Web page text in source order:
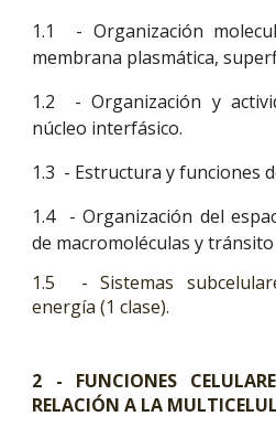
1.1 - Organización
membrana plasmática,
1.2 - Organización y
núcleo interfásico.
1.3 - Estructura y funciones
1.4 - Organización del
de macromoléculas y
1.5
- Sistemas
energía (1 clase).
2 - FUNCIONES
RELACIÓN A LA